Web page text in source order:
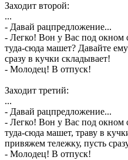
Заходит второй:
...
- Давай рацпредложение...
- Легко! Вон у Вас под окном
туда-сюда машет? Давайте
сразу в кучки складывает!
- Молодец! В отпуск!
Заходит третий:
...
- Давай рацпредложение...
- Легко! Вон у Вас под окном
туда-сюда машет, траву в
привяжем тележку, пусть
- Молодец! В отпуск!